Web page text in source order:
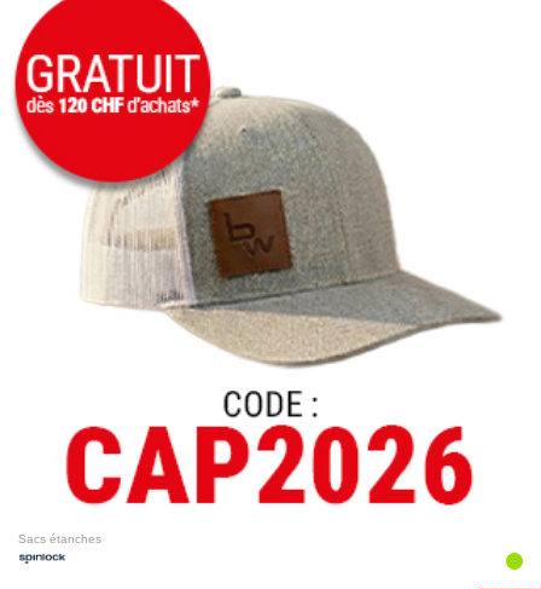
Sacs étanches